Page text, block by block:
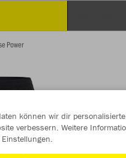
Power
können wir dir personalisierte
verbessern. Weitere